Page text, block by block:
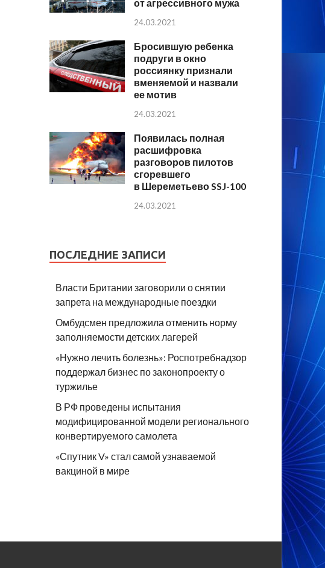
от агрессивного мужа
24.03.2021
Бросившую ребенка
подруги в окно
россиянку признали
вменяемой и назвали
ее мотив
24.03.2021
Появилась полная
расшифровка
разговоров пилотов
сгоревшего
в Шереметьево SSJ-100
24.03.2021
ПОСЛЕДНИЕ ЗАПИСИ
Власти Британии заговорили о снятии
запрета на международные поездки
Омбудсмен предложила отменить норму
заполняемости детских лагерей
«Нужно лечить болезнь»: Роспотребнадзор
поддержал бизнес по законопроекту о
туржилье
В РФ проведены испытания
модифицированной модели регионального
конвертируемого самолета
«Спутник V» стал самой узнаваемой
вакциной в мире